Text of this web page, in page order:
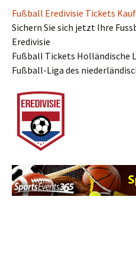
Fußball Eredivisie Tickets
Sichern Sie sich jetzt Ihre
Eredivisie
Fußball Tickets Holländische
Fußball-Liga des